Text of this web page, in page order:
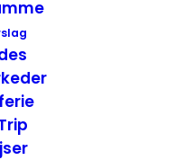
med en bruser
og som blev
vores ophold dog